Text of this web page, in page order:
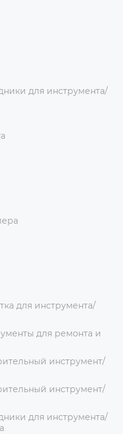
для инструмента/
для инструмента/
для ремонта и
инструмент/
инструмент/
для инструмента/